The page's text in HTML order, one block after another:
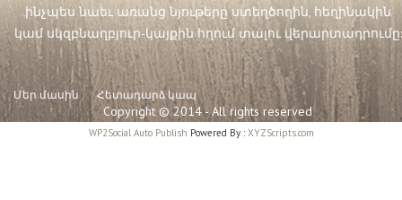
ինչպես նաեւ առանց նյութերը ստեղծողին, հեղինակին
կամ սկզբնաղբյուր-կայքին հղում տալու վերարտադրումը:
Մեր մասին Հետադարձ կապ
Copyright © 2014 - All rights reserved
WP2Social Auto Publish Powered By :XYZScripts.com